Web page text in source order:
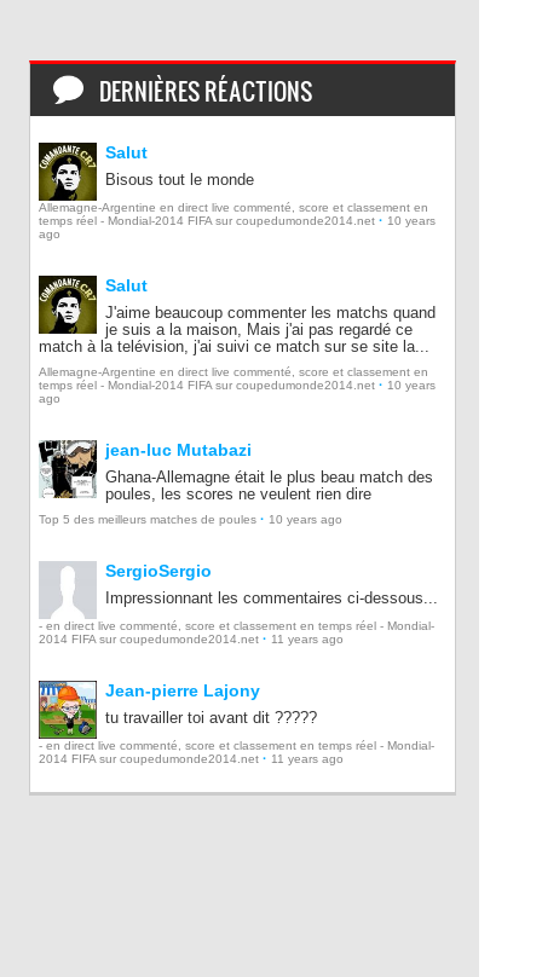
DERNIÈRES RÉACTIONS
Salut
Bisous tout le monde
Allemagne-Argentine en direct live commenté, score et classement en
temps réel - Mondial-2014 FIFA sur coupedumonde2014.net · 10 years
ago
Salut
J'aime beaucoup commenter les matchs quand
je suis a la maison, Mais j'ai pas regardé ce
match à la telévision, j'ai suivi ce match sur se site la...
Allemagne-Argentine en direct live commenté, score et classement en
temps réel - Mondial-2014 FIFA sur coupedumonde2014.net · 10 years
ago
jean-luc Mutabazi
Ghana-Allemagne était le plus beau match des
poules, les scores ne veulent rien dire
Top 5 des meilleurs matches de poules · 10 years ago
SergioSergio
Impressionnant les commentaires ci-dessous...
- en direct live commenté, score et classement en temps réel - Mondial-
2014 FIFA sur coupedumonde2014.net · 11 years ago
Jean-pierre Lajony
tu travailler toi avant dit ?????
- en direct live commenté, score et classement en temps réel - Mondial-
2014 FIFA sur coupedumonde2014.net · 11 years ago